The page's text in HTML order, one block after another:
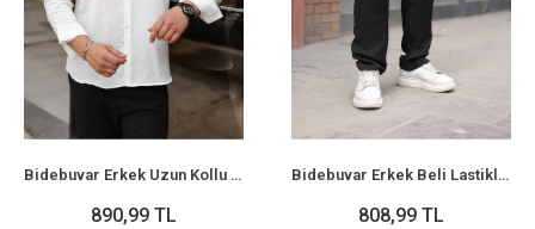
Bidebuvar Erkek Uzun Kollu Beyaz Düğmeli Pera Keten Gömlek
890,99 TL
Bidebuvar Erkek Beli Lastikli Pera Keten Pantolon
808,99 TL